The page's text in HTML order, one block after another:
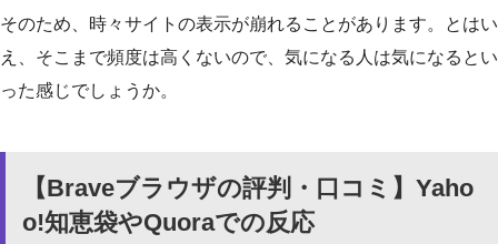
そのため、時々サイトの表示が崩れることがあります。とはい
え、そこまで頻度は高くないので、気になる人は気になるとい
った感じでしょうか。
【Braveブラウザの評判・口コミ】Yaho
o!知恵袋やQuoraでの反応